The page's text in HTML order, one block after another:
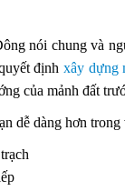
nói chung và
định xây dựng
của mảnh đất
dễ dàng hơn